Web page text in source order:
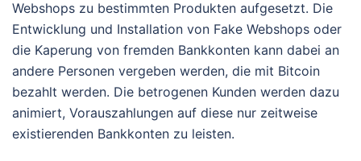
Webshops zu bestimmten Produkten aufgesetzt. Die
Entwicklung und Installation von Fake Webshops oder
die Kaperung von fremden Bankkonten kann dabei an
andere Personen vergeben werden, die mit Bitcoin
bezahlt werden. Die betrogenen Kunden werden dazu
animiert, Vorauszahlungen auf diese nur zeitweise
existierenden Bankkonten zu leisten.